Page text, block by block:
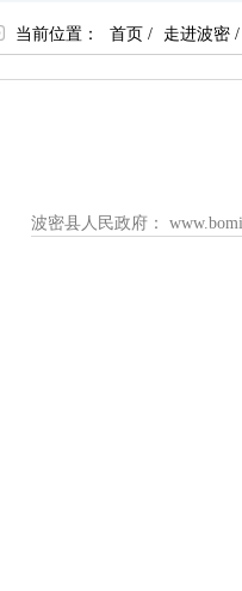
当前位置： 首页 / 走进波密/
波密县人民政府：